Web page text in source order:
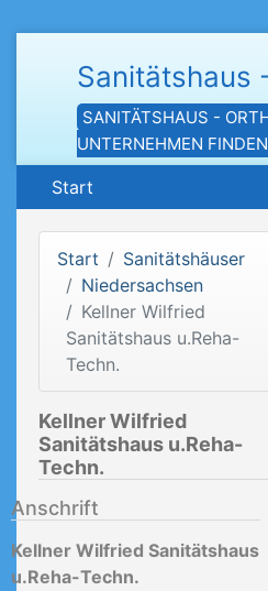
Sanitätshaus
SANITÄTSHAUS -
UNTERNEHMEN FINDEN
Start
Start
Sanitätshäuser
Niedersachsen
Kellner Wilfried
Sanitätshaus u.Reha-
Techn.
Kellner Wilfried
Sanitätshaus u.Reha-
Techn.
Anschrift
Kellner Wilfried Sanitätshaus
u.Reha-Techn.